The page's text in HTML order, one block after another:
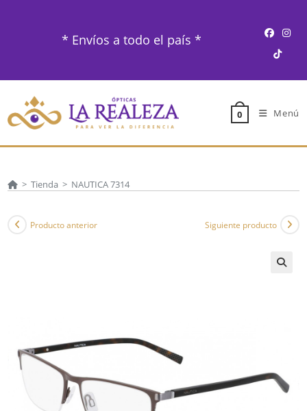
* Envíos a todo el país *
0 Menú
> Tienda > NAUTICA 7314
Producto anterior Siguiente producto